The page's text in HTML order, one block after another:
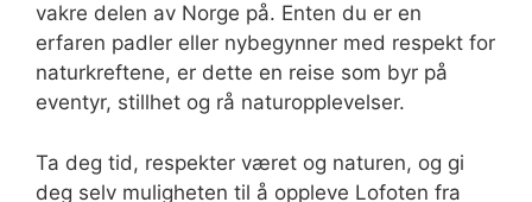
vakre delen av Norge på. Enten du er en
erfaren padler eller nybegynner med respekt for
naturkreftene, er dette en reise som byr på
eventyr, stillhet og rå naturopplevelser.
Ta deg tid, respekter været og naturen, og gi
deg selv muligheten til å oppleve Lofoten fra